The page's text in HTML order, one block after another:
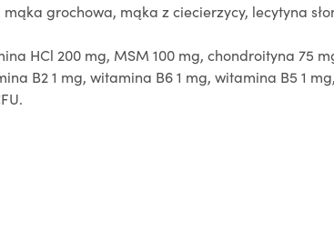
grochowa, mąka z ciecierzycy, lecytyna
HCl 200 mg, MSM 100 mg, chondroityna 75
B2 1 mg, witamina B6 1 mg, witamina B5 1